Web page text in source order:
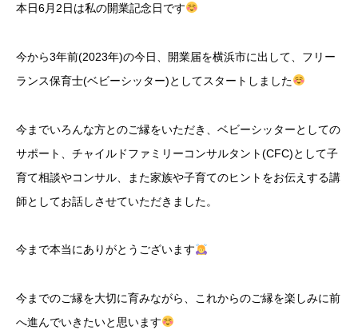
本日6月2日は私の開業記念日です
今から3年前(2023年)の今日、開業届を横浜市に出して、フリー
ランス保育士(ベビーシッター)としてスタートしました
今までいろんな方とのご縁をいただき、ベビーシッターとしての
サポート、チャイルドファミリーコンサルタント(CFC)として子
育て相談やコンサル、また家族や子育てのヒントをお伝えする講
師としてお話しさせていただきました。
今まで本当にありがとうございます
今までのご縁を大切に育みながら、これからのご縁を楽しみに前
へ進んでいきたいと思います